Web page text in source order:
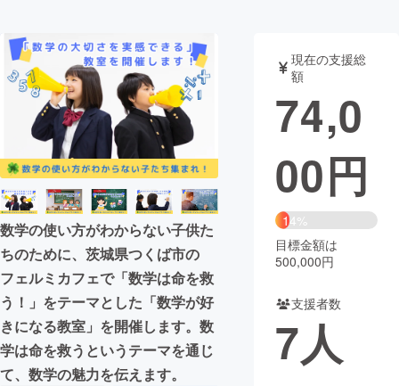
テクノロジー・ガジェット
映像・映画 書籍・雑誌
ビジネス・起業 チャレンジ
まちづくり・地域活性化
CAMPFIRE for Social Good
CAMPFIRE Creation
CAMPFIREふるさと納税machi-ya コミュニティ
数学の使い方がわからない子供た
ちのために、茨城県つくば市の
フェルミカフェで「数学は命を救
う！」をテーマとした「数学が好
きになる教室」を開催します。数
学は命を救うというテーマを通じ
て、数学の魅力を伝えます。
現在の支援総
額
74,0
00円
14%
目標金額は
500,000円
支援者数
7人